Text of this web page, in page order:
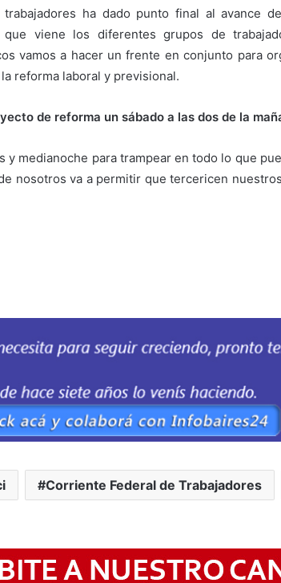
ha dado punto final al avance
que viene los diferentes grupos de
vamos a hacer un frente en conjunto para
reforma laboral y previsional.
de reforma un sábado a las dos de la
y medianoche para trampear en todo lo que
nosotros va a permitir que tercericen
Corriente Federal de Trabajadores